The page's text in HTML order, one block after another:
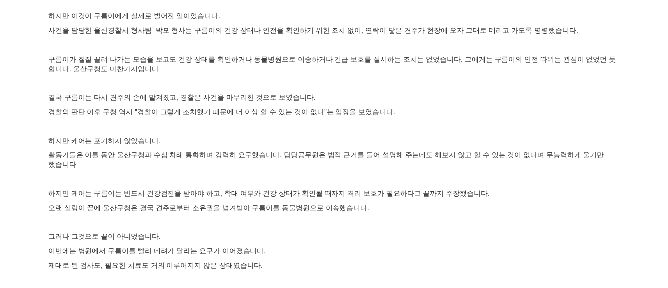
하지만 이것이 구름이에게 실제로 벌어진 일이었습니다.
사건을 담당한 울산경찰서 형사팀 박모 형사는 구름이의 건강 상태나 안전을 확인하기 위한 조치 없이, 연락이 닿은 견주가 현장에 오자 그대로 데리고 가도록 명령했습니다.
구름이가 질질 끌려 나가는 모습을 보고도 건강 상태를 확인하거나 동물병원으로 이송하거나 긴급 보호를 실시하는 조치는 없었습니다. 그에게는 구름이의 안전 따위는 관심이 없었던 듯
합니다. 울산구청도 마찬가지입니다
결국 구름이는 다시 견주의 손에 맡겨졌고, 경찰은 사건을 마무리한 것으로 보였습니다.
경찰의 판단 이후 구청 역시 "경찰이 그렇게 조치했기 때문에 더 이상 할 수 있는 것이 없다"는 입장을 보였습니다.
하지만 케어는 포기하지 않았습니다.
활동가들은 이틀 동안 울산구청과 수십 차례 통화하며 강력히 요구했습니다. 담당공무원은 법적 근거를 들어 설명해 주는데도 해보지 않고 할 수 있는 것이 없다며 무능력하게 울기만
했습니다
하지만 케어는 구름이는 반드시 건강검진을 받아야 하고, 학대 여부와 건강 상태가 확인될 때까지 격리 보호가 필요하다고 끝까지 주장했습니다.
오랜 실랑이 끝에 울산구청은 결국 견주로부터 소유권을 넘겨받아 구름이를 동물병원으로 이송했습니다.
그러나 그것으로 끝이 아니었습니다.
이번에는 병원에서 구름이를 빨리 데려가 달라는 요구가 이어졌습니다.
제대로 된 검사도, 필요한 치료도 거의 이루어지지 않은 상태였습니다.